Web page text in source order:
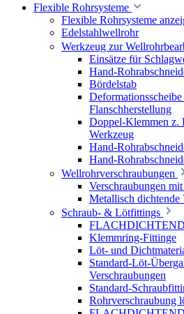
Flexible Rohrsysteme
Flexible Rohrsysteme
Edelstahlwellrohr
Werkzeug zur
Einsätze für
Hand-
Bördelstab
Flanschherstellung
Doppel-Klemmen z.
Werkzeug
Hand-
Hand-
Wellrohrverschraubungen
Verschraubungen
Metallisch dichtende
Schraub- & Lötfittings
Klemmring-Fittinge
Löt- und
Standard-Löt-
Verschraubungen
Standard-
Rohrverschraubung